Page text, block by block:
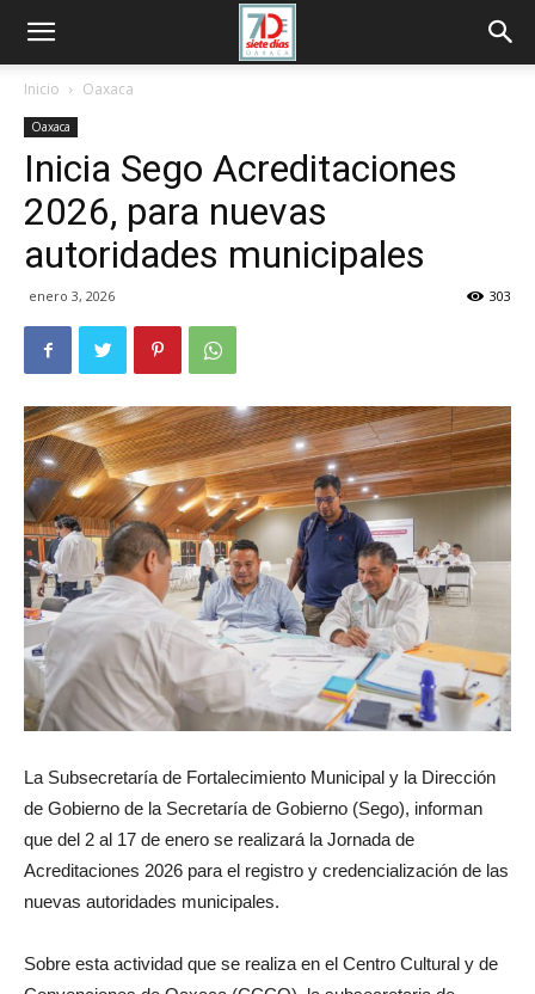
Inicio Oaxaca
Oaxaca
Inicia Sego Acreditaciones
2026, para nuevas
autoridades municipales
enero 3, 2026 303
La Subsecretaría de Fortalecimiento Municipal y la Dirección
de Gobierno de la Secretaría de Gobierno (Sego), informan
que del 2 al 17 de enero se realizará la Jornada de
Acreditaciones 2026 para el registro y credencialización de las
nuevas autoridades municipales.
Sobre esta actividad que se realiza en el Centro Cultural y de